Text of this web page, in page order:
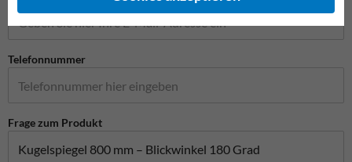
Telefonnummer
Frage zum Produkt